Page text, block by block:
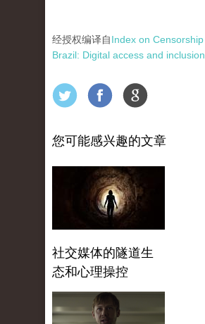
经授权编译自Index on Censorship
Brazil: Digital access and inclusion
您可能感兴趣的文章
社交媒体的隧道生
态和心理操控